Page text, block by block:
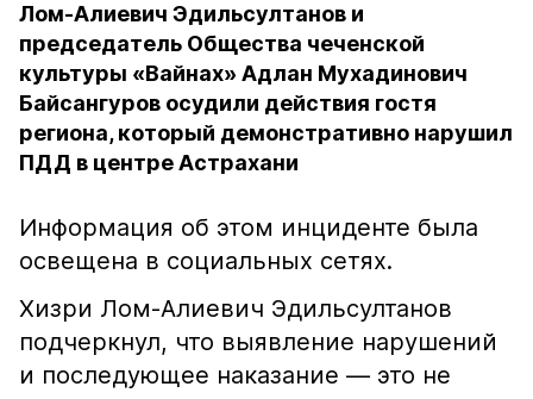
Лом-Алиевич Эдильсултанов и
председатель Общества чеченской
культуры «Вайнах» Адлан Мухадинович
Байсангуров осудили действия гостя
региона, который демонстративно нарушил
ПДД в центре Астрахани
Информация об этом инциденте была
освещена в социальных сетях.
Хизри Лом-Алиевич Эдильсултанов
подчеркнул, что выявление нарушений
и последующее наказание — это не